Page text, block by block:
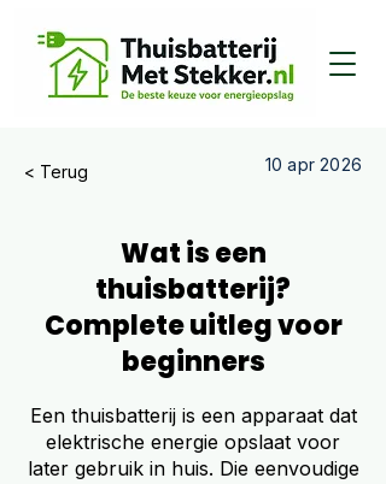
< Terug 10 apr 2026
Wat is een
thuisbatterij?
Complete uitleg voor
beginners
Een thuisbatterij is een apparaat dat
elektrische energie opslaat voor
later gebruik in huis. Die eenvoudige